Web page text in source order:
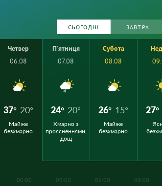
СЬОГОДНІ ЗАВТРА
Четвер
06.08
37° 20°
Майже
безхмарно
П'ятниця
07.08
24° 20°
Хмарно з
проясненнями,
дощ
Субота
08.08
26° 15°
Майже
безхмарно
27°
00:00 03:00 06:00 09:00